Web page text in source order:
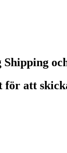
att